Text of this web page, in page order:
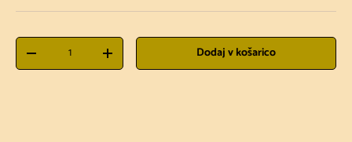
Količina
Zmanjšanje količinePovečanje količine Dodaj v košarico